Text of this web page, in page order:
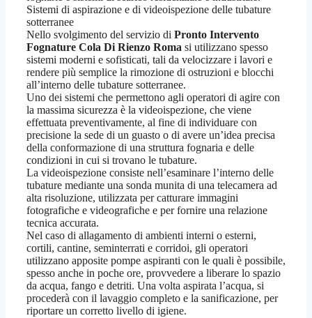
Sistemi di aspirazione e di videoispezione delle tubature
sotterranee
Nello svolgimento del servizio di Pronto Intervento
Fognature Cola Di Rienzo Roma si utilizzano spesso
sistemi moderni e sofisticati, tali da velocizzare i lavori e
rendere più semplice la rimozione di ostruzioni e blocchi
all’interno delle tubature sotterranee.
Uno dei sistemi che permettono agli operatori di agire con
la massima sicurezza è la videoispezione, che viene
effettuata preventivamente, al fine di individuare con
precisione la sede di un guasto o di avere un’idea precisa
della conformazione di una struttura fognaria e delle
condizioni in cui si trovano le tubature.
La videoispezione consiste nell’esaminare l’interno delle
tubature mediante una sonda munita di una telecamera ad
alta risoluzione, utilizzata per catturare immagini
fotografiche e videografiche e per fornire una relazione
tecnica accurata.
Nel caso di allagamento di ambienti interni o esterni,
cortili, cantine, seminterrati e corridoi, gli operatori
utilizzano apposite pompe aspiranti con le quali è possibile,
spesso anche in poche ore, provvedere a liberare lo spazio
da acqua, fango e detriti. Una volta aspirata l’acqua, si
procederà con il lavaggio completo e la sanificazione, per
riportare un corretto livello di igiene.